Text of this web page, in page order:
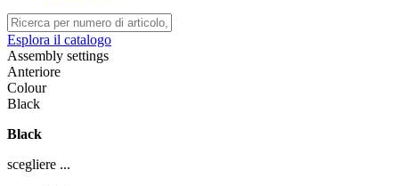
Esplora il catalogo
Assembly settings
Anteriore
Colour
Black
Black
scegliere ...